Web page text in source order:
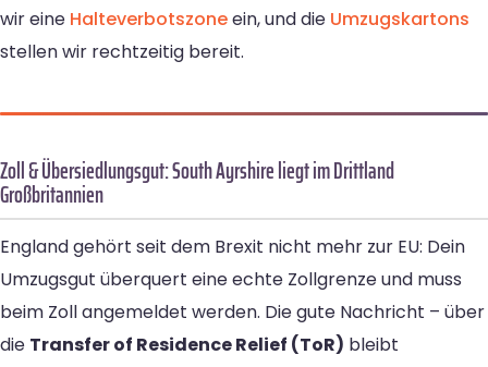
wir eine Halteverbotszoneein, und die Umzugskartons
stellen wir rechtzeitig bereit.
Zoll & Übersiedlungsgut: South Ayrshire liegt im Drittland
Großbritannien
England gehört seit dem Brexit nicht mehr zur EU: Dein
Umzugsgut überquert eine echte Zollgrenze und muss
beim Zoll angemeldet werden. Die gute Nachricht – über
die Transfer of Residence Relief (ToR) bleibt